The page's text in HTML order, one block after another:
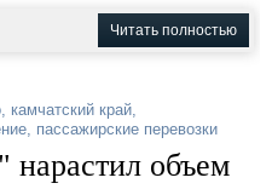
Читать полностью
, камчатский край,
, пассажирские перевозки
нарастил объем